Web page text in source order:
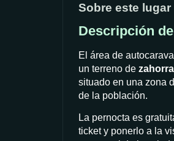
Sobre este lugar
Descripción
El área de
un terreno de zahorra
situado en una zona
de la población.
La pernocta es
ticket y ponerlo a la